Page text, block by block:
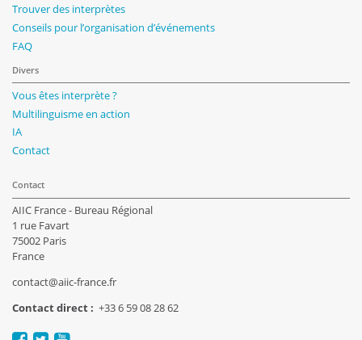
Trouver des interprètes
Conseils pour l’organisation d’événements
FAQ
Divers
Vous êtes interprète ?
Multilinguisme en action
IA
Contact
Contact
AIIC France - Bureau Régional
1 rue Favart
75002 Paris
France
contact@aiic-france.fr
Contact direct : +33 6 59 08 28 62